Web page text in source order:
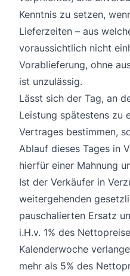
Kenntnis zu setzen,
Lieferzeiten – aus
voraussichtlich nicht
Vorablieferung, ohne
ist unzulässig.
Lässt sich der Tag, an
Leistung spätestens zu
Vertrages bestimmen,
Ablauf dieses Tages in
hierfür einer Mahnung
Ist der Verkäufer in
weitergehenden
pauschalierten Ersatz
i.H.v. 1% des
Kalenderwoche
mehr als 5% des